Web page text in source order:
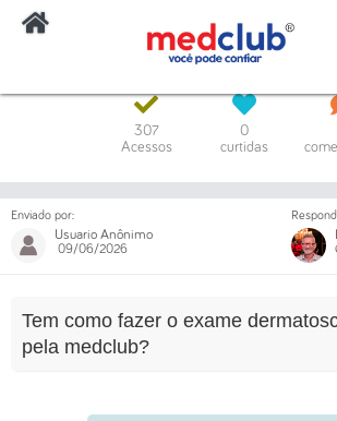
Digite o código ou um trecho da mensagem
307
Acessos
0
curtidas
Enviado por:
Usuario Anônimo
09/06/2026
Tem como fazer o exame
pela medclub?